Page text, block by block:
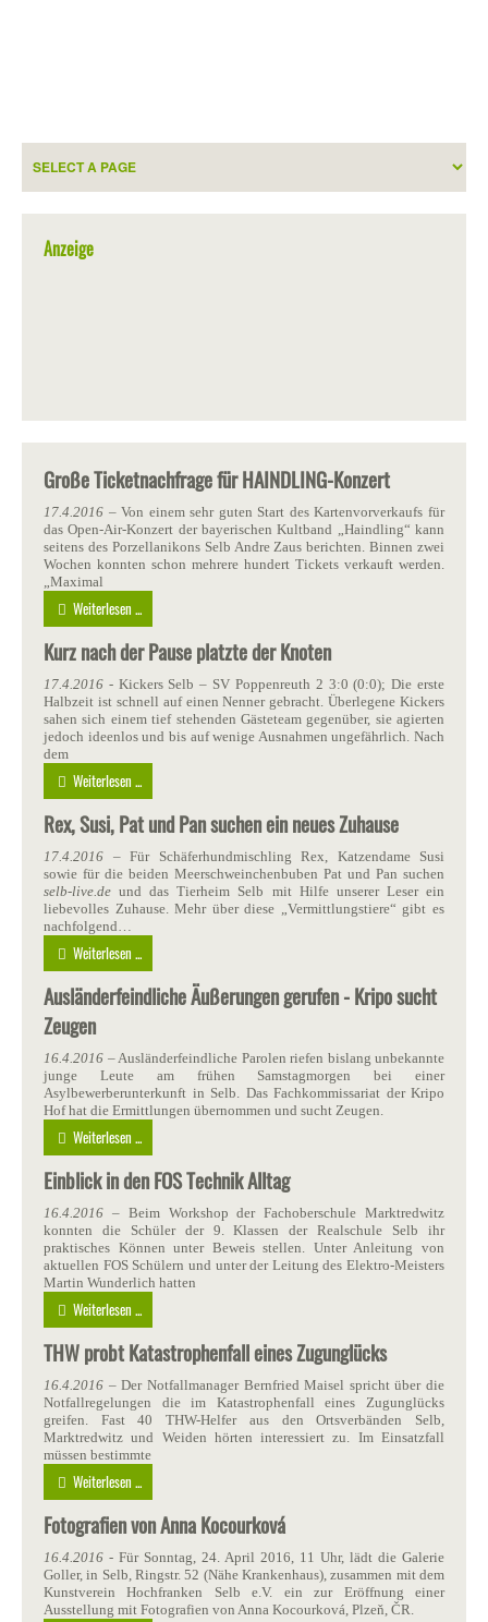
Anzeige
Große Ticketnachfrage für HAINDLING-Konzert
17.4.2016 – Von einem sehr guten Start des Kartenvorverkaufs für
das Open-Air-Konzert der bayerischen Kultband „Haindling“ kann
seitens des Porzellanikons Selb Andre Zaus berichten. Binnen zwei
Wochen konnten schon mehrere hundert Tickets verkauft werden.
„Maximal
Weiterlesen ...
Kurz nach der Pause platzte der Knoten
17.4.2016 - Kickers Selb – SV Poppenreuth 2 3:0 (0:0); Die erste
Halbzeit ist schnell auf einen Nenner gebracht. Überlegene Kickers
sahen sich einem tief stehenden Gästeteam gegenüber, sie agierten
jedoch ideenlos und bis auf wenige Ausnahmen ungefährlich. Nach
dem
Weiterlesen ...
Rex, Susi, Pat und Pan suchen ein neues Zuhause
17.4.2016 – Für Schäferhundmischling Rex, Katzendame Susi
sowie für die beiden Meerschweinchenbuben Pat und Pan suchen
selb-live.de und das Tierheim Selb mit Hilfe unserer Leser ein
liebevolles Zuhause. Mehr über diese „Vermittlungstiere“ gibt es
nachfolgend…
Weiterlesen ...
Ausländerfeindliche Äußerungen gerufen - Kripo sucht
Zeugen
16.4.2016 – Ausländerfeindliche Parolen riefen bislang unbekannte
junge Leute am frühen Samstagmorgen bei einer
Asylbewerberunterkunft in Selb. Das Fachkommissariat der Kripo
Hof hat die Ermittlungen übernommen und sucht Zeugen.
Weiterlesen ...
Einblick in den FOS Technik Alltag
16.4.2016 – Beim Workshop der Fachoberschule Marktredwitz
konnten die Schüler der 9. Klassen der Realschule Selb ihr
praktisches Können unter Beweis stellen. Unter Anleitung von
aktuellen FOS Schülern und unter der Leitung des Elektro-Meisters
Martin Wunderlich hatten
Weiterlesen ...
THW probt Katastrophenfall eines Zugunglücks
16.4.2016 – Der Notfallmanager Bernfried Maisel spricht über die
Notfallregelungen die im Katastrophenfall eines Zugunglücks
greifen. Fast 40 THW-Helfer aus den Ortsverbänden Selb,
Marktredwitz und Weiden hörten interessiert zu. Im Einsatzfall
müssen bestimmte
Weiterlesen ...
Fotografien von Anna Kocourková
16.4.2016 - Für Sonntag, 24. April 2016, 11 Uhr, lädt die Galerie
Goller, in Selb, Ringstr. 52 (Nähe Krankenhaus), zusammen mit dem
Kunstverein Hochfranken Selb e.V. ein zur Eröffnung einer
Ausstellung mit Fotografien von Anna Kocourková, Plzeň, ČR.